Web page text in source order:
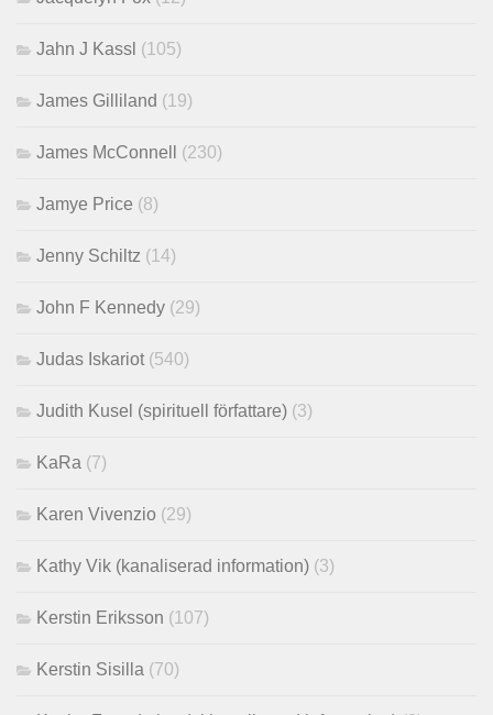
Jahn J Kassl (105)
James Gilliland (19)
James McConnell (230)
Jamye Price (8)
Jenny Schiltz (14)
John F Kennedy (29)
Judas Iskariot (540)
Judith Kusel (spirituell författare) (3)
KaRa (7)
Karen Vivenzio (29)
Kathy Vik (kanaliserad information) (3)
Kerstin Eriksson (107)
Kerstin Sisilla (70)